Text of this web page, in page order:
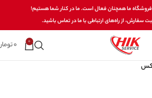
ما همچنان فعال است. ما در کنار شما هستیم!
سفارش، از راه‌های ارتباطی با ما در تماس باشید.
0
0